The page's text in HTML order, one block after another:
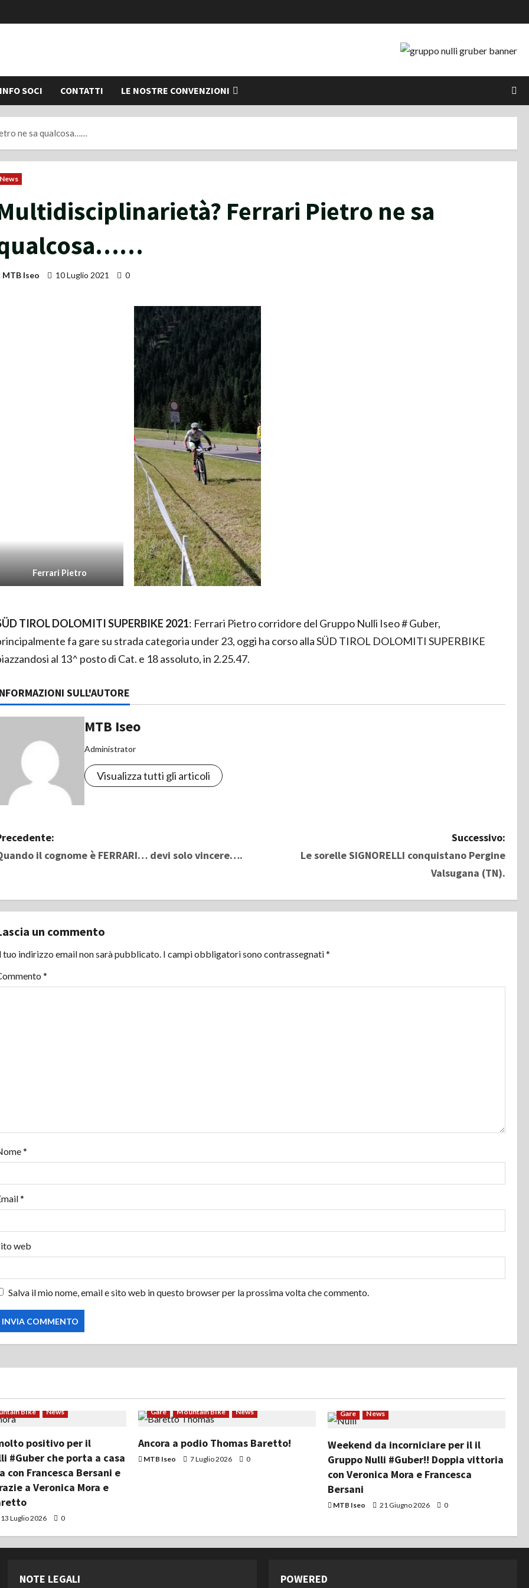
INFO SOCI CONTATTI LE NOSTRE CONVENZIONI
ne sa qualcosa……
News
Ferrari Pietro ne sa
MTB Iseo 10 Luglio 2021 0
Ferrari Pietro
TIROL DOLOMITI SUPERBIKE 2021: Ferrari Pietro corridore del Gruppo Nulli Iseo # Guber,
fa gare su strada categoria under 23, oggi ha corso alla SÜD TIROL DOLOMITI SUPERBIKE
al 13^ posto di Cat. e 18 assoluto, in 2.25.47.
SULL'AUTORE
MTB Iseo
Administrator
Visualizza tutti gli articoli
il cognome è FERRARI… devi solo vincere….
Successivo:
Le sorelle SIGNORELLI conquistano Pergine
Valsugana (TN).
un commento
tuo indirizzo email non sarà pubblicato. I campi obbligatori sono contrassegnati*
*
*
*
web
Salva il mio nome, email e sito web in questo browser per la prossima volta che commento.
Bike News
positivo per il
#Guber che porta a casa
Francesca Bersani e
a Veronica Mora e
13 Luglio 2026 0
Gare Mountain Bike News
Ancora a podio Thomas Baretto!
MTB Iseo 7 Luglio 2026 0
Gare News
Weekend da incorniciare per il il
Gruppo Nulli #Guber!! Doppia vittoria
con Veronica Mora e Francesca
Bersani
MTB Iseo 21 Giugno 2026 0
NOTE LEGALI POWERED